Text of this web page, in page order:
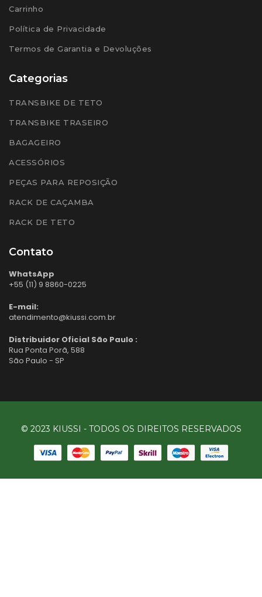
Carrinho
Política de Privacidade
Termos de Garantia e Devoluções
Categorias
TRANSBIKE DE TETO
TRANSBIKE TRASEIRO
BAGAGEIRO
ACESSÓRIOS
PEÇAS PARA REPOSIÇÃO
RACK DE CAÇAMBA
RACK DE TETO
Contato
WhatsApp
+55 (11) 9 8860-0225
E-mail:
atendimento@kiussi.com.br
Distribuidor Oficial São Paulo :
Rua Ponta Porã, 588
São Paulo - SP
© 2023 KIUSSI - TODOS OS DIREITOS RESERVADOS